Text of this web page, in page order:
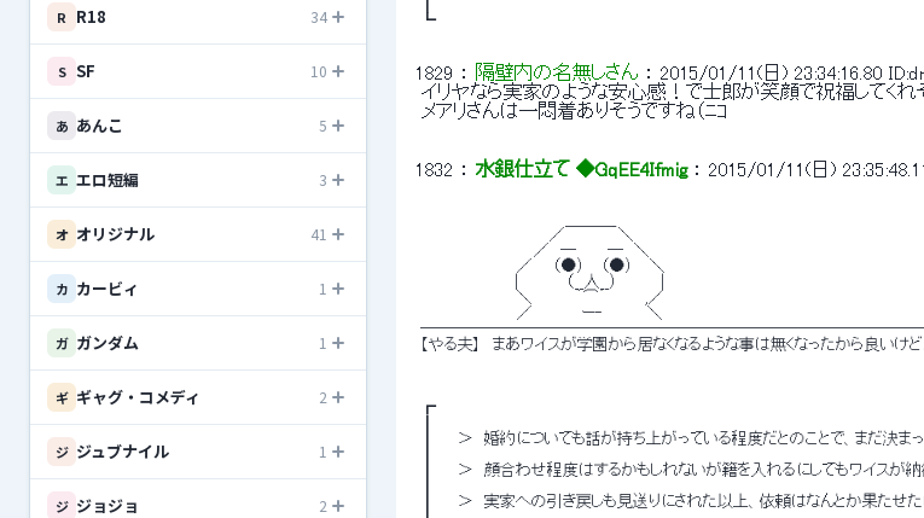
R R18 34
S SF 10
あ あんこ 5
エ エロ短編 3
オ オリジナル 41
カ カービィ 1
ガ ガンダム 1
ギ ギャグ・コメディ 2
ジ ジュブナイル 1
ジ ジョジョ 2
┗
1829 ： 隔壁内の名無しさん ： 2015/01/11(日) 23:34:16.80
イリヤなら実家のような安心感！で士郎が笑顔で祝福してくれ
メアリさんは一悶着ありそうですね（ﾆｺ
1832 ： 水銀仕立て ◆GqEE4Ifmig ： 2015/01/11(日) 23:35:48.11
／　　 　 　＼
／　─　 　 ─　＼
／ 　 （●） 　（●） 　＼
|　 　 　 （__人__）　　 　 |
＼　 　　 ｀⌒´ 　　　,／
／　　　 　ー‐　　　　＼
【やる夫】　まあワイスが学園から居なくなるような事は無くなったから良いけど
┏
┃　　＞　婚約についても話が持ち上がっている程度だとのことで、まだ決まっ
┃　　＞　顔合わせ程度はするかもしれないが籍を入れるにしてもワイスが納
┃　　＞　実家への引き戻しも見送りにされた以上、依頼はなんとか果たせた